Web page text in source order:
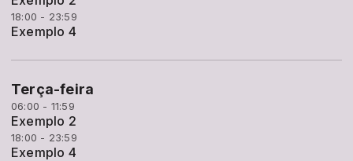
18:00 - 23:59
Exemplo 4
Terça-feira
06:00 - 11:59
Exemplo 2
18:00 - 23:59
Exemplo 4